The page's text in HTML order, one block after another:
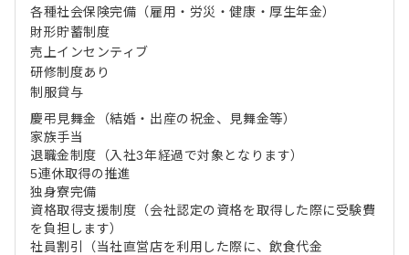
各種社会保険完備（雇用・労災・健康・厚生年金）
財形貯蓄制度
売上インセンティブ
研修制度あり
制服貸与
慶弔見舞金（結婚・出産の祝金、見舞金等）
家族手当
退職金制度（入社3年経過で対象となります）
5連休取得の推進
独身寮完備
資格取得支援制度（会社認定の資格を取得した際に受験費
を負担します）
社員割引（当社直営店を利用した際に、飲食代金